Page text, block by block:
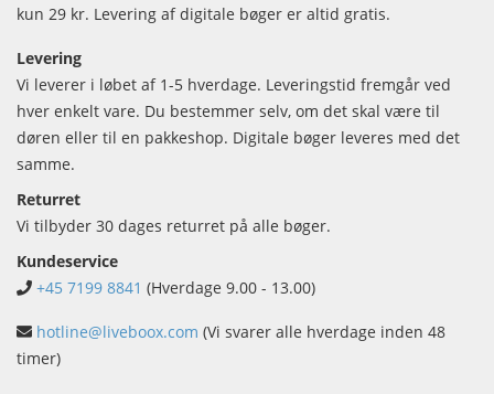
kun 29 kr. Levering af digitale bøger er altid gratis.
Levering
Vi leverer i løbet af 1-5 hverdage. Leveringstid fremgår ved
hver enkelt vare. Du bestemmer selv, om det skal være til
døren eller til en pakkeshop. Digitale bøger leveres med det
samme.
Returret
Vi tilbyder 30 dages returret på alle bøger.
Kundeservice
+45 7199 8841 (Hverdage 9.00 - 13.00)
hotline@liveboox.com (Vi svarer alle hverdage inden 48
timer)